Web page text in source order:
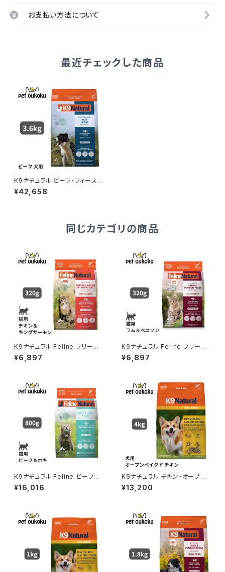
お支払い方法について
最近チェックした商品
K9ナチュラル ビーフ・フィースト
3.6kg
¥42,658
同じカテゴリの商品
K9ナチュラル Feline フリーズ
ドライ チキン＆キングサーモン・
フィースト 320g 942103637
¥6,897
K9ナチュラル Feline フリーズ
ドライ ラム＆ベニソン・フィース
ト 320g 9421036372434
¥6,897
K9ナチュラル Feline ビーフ＆
ホキ・フィースト 800g 942103
6372304
¥16,016
K9ナチュラル チキン・オーブン
ベイクド 4kg 94210363732
95
¥13,200